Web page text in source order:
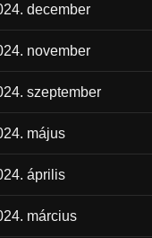
december
november
szeptember
május
április
március